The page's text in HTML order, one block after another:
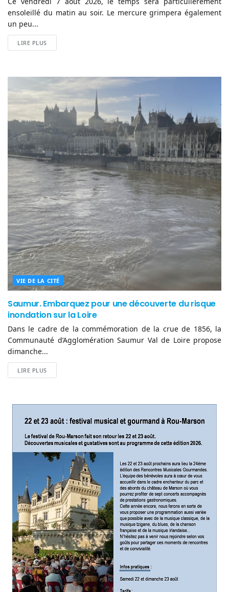
ensoleillé du matin au soir. Le mercure grimpera également
un peu...
LIRE PLUS
VIE DE LA CITÉ
Saumur. Embarquez pour une découverte du risque
inondation sur la Loire
Dans le cadre de la commémoration de la crue de 1856, la
Communauté d’Agglomération Saumur Val de Loire propose
dimanche...
LIRE PLUS